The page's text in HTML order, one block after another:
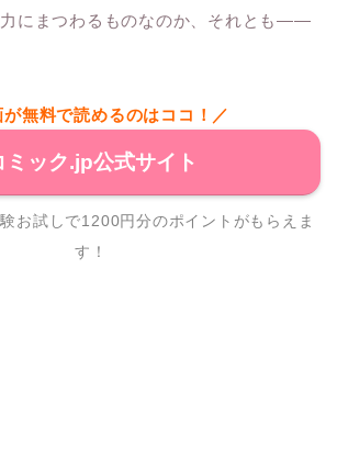
にまつわるものなのか、それとも——
が無料で読めるのはココ！／
ミック.jp公式サイト
お試しで1200円分のポイントがもらえま
す！